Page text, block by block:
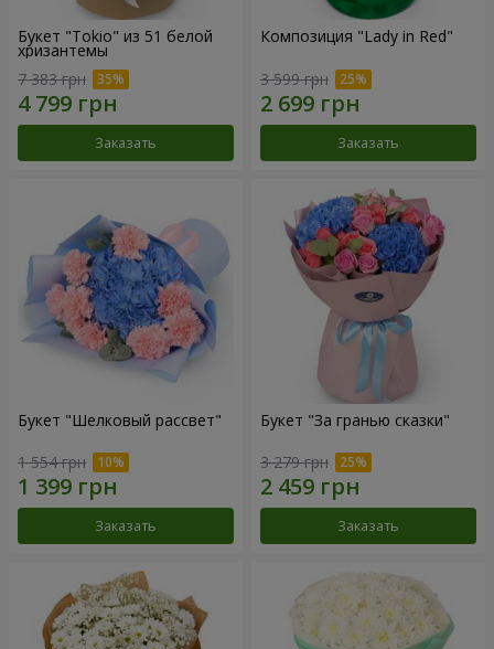
Букет "Tokio" из 51 белой
хризантемы
7 383 грн
Заказать
Композиция "Lady in Red"
3 599 грн
Заказать
Букет "Шелковый рассвет"
1 554 грн
Заказать
Букет "За гранью сказки"
3 279 грн
Заказать